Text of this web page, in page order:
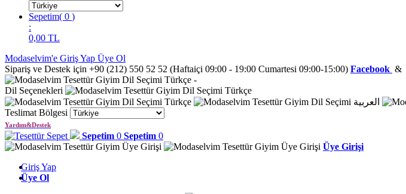
Sepetim( 0 )
:
0,00 TL
Modaselvim'e Giriş Yap Üye Ol
Sipariş ve Destek için +90 (212) 550 52 52 (Haftaiçi 09:00 - 19:00 Cumartesi 09:00-15:00) Facebook &
Türkçe -
Dil Seçenekleri
Türkçe
Türkçe
Teslimat Bölgesi
Yardım&Destek
Sepetim 0 Sepetim 0
Üye Girişi
Giriş Yap
Üye Ol